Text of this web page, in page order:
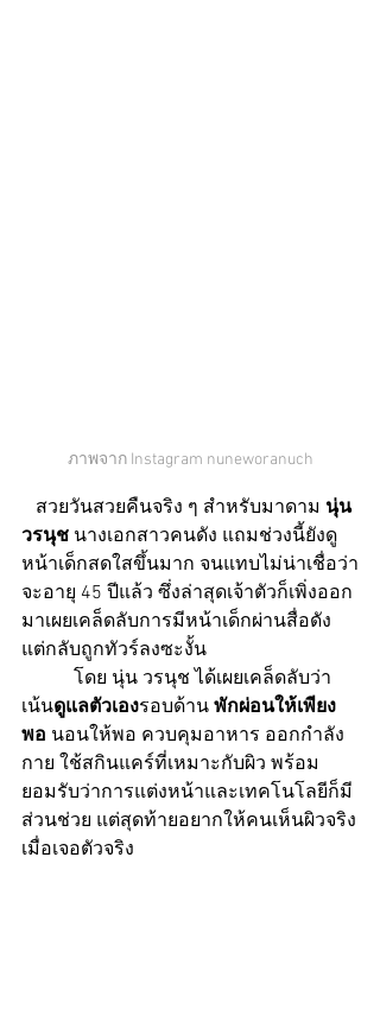
ภาพจาก Instagram nuneworanuch
สวยวันสวยคืนจริง ๆ สำหรับมาดาม นุ่น
วรนุช นางเอกสาวคนดัง แถมช่วงนี้ยังดู
หน้าเด็กสดใสขึ้นมาก จนแทบไม่น่าเชื่อว่า
จะอายุ 45 ปีแล้ว ซึ่งล่าสุดเจ้าตัวก็เพิ่งออก
มาเผยเคล็ดลับการมีหน้าเด็กผ่านสื่อดัง
แต่กลับถูกทัวร์ลงซะงั้น
โดย นุ่น วรนุช ได้เผยเคล็ดลับว่า
เน้นดูแลตัวเองรอบด้าน พักผ่อนให้เพียง
พอ นอนให้พอ ควบคุมอาหาร ออกกำลัง
กาย ใช้สกินแคร์ที่เหมาะกับผิว พร้อม
ยอมรับว่าการแต่งหน้าและเทคโนโลยีก็มี
ส่วนช่วย แต่สุดท้ายอยากให้คนเห็นผิวจริง
เมื่อเจอตัวจริง